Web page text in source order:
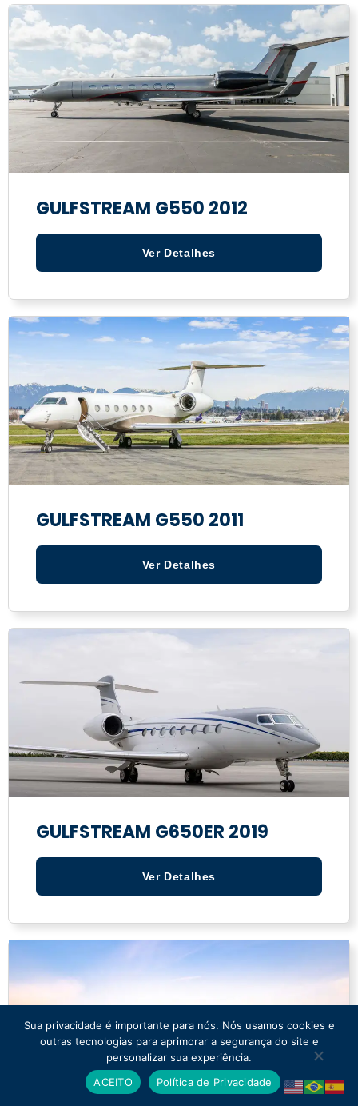
GULFSTREAM G550 2012
Ver Detalhes
GULFSTREAM G550 2011
Ver Detalhes
GULFSTREAM G650ER 2019
Ver Detalhes
Sua privacidade é importante para nós. Nós usamos cookies e
outras tecnologias para aprimorar a segurança do site e
personalizar sua experiência.
ACEITO
Política de Privacidade